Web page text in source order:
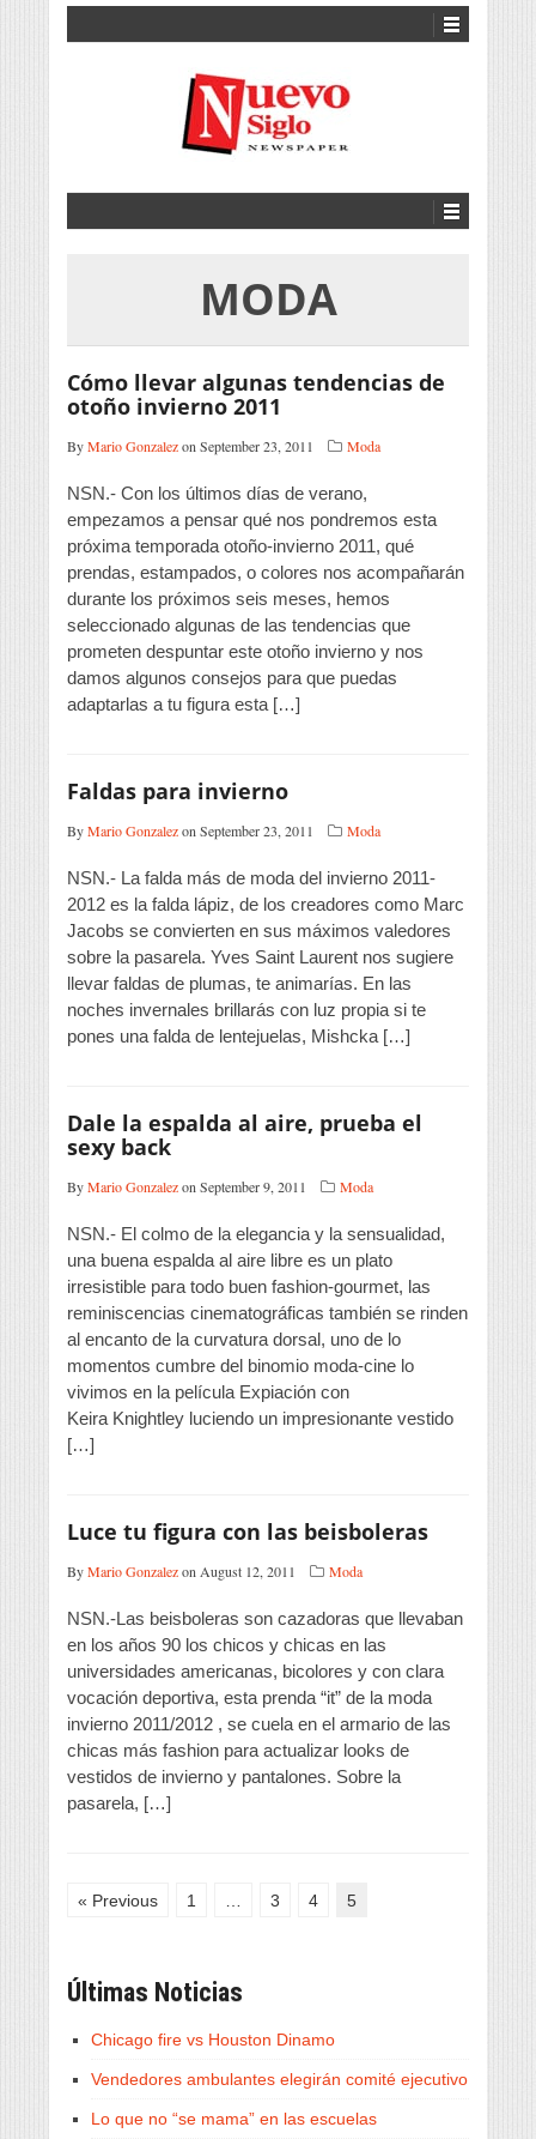
MODA
Cómo llevar algunas tendencias de
otoño invierno 2011
ByMario Gonzalezon September 23, 2011 Moda
NSN.- Con los últimos días de verano,
empezamos a pensar qué nos pondremos esta
próxima temporada otoño-invierno 2011, qué
prendas, estampados, o colores nos acompañarán
durante los próximos seis meses, hemos
seleccionado algunas de las tendencias que
prometen despuntar este otoño invierno y nos
damos algunos consejos para que puedas
adaptarlas a tu figura esta […]
Faldas para invierno
ByMario Gonzalezon September 23, 2011 Moda
NSN.- La falda más de moda del invierno 2011-
2012 es la falda lápiz, de los creadores como Marc
Jacobs se convierten en sus máximos valedores
sobre la pasarela. Yves Saint Laurent nos sugiere
llevar faldas de plumas, te animarías. En las
noches invernales brillarás con luz propia si te
pones una falda de lentejuelas, Mishcka […]
Dale la espalda al aire, prueba el
sexy back
ByMario Gonzalezon September 9, 2011 Moda
NSN.- El colmo de la elegancia y la sensualidad,
una buena espalda al aire libre es un plato
irresistible para todo buen fashion-gourmet, las
reminiscencias cinematográficas también se rinden
al encanto de la curvatura dorsal, uno de lo
momentos cumbre del binomio moda-cine lo
vivimos en la película Expiación con
Keira Knightley luciendo un impresionante vestido
[…]
Luce tu figura con las beisboleras
ByMario Gonzalezon August 12, 2011 Moda
NSN.-Las beisboleras son cazadoras que llevaban
en los años 90 los chicos y chicas en las
universidades americanas, bicolores y con clara
vocación deportiva, esta prenda “it” de la moda
invierno 2011/2012 , se cuela en el armario de las
chicas más fashion para actualizar looks de
vestidos de invierno y pantalones. Sobre la
pasarela, […]
« Previous 1 3 4 5
Últimas Noticias
Chicago fire vs Houston Dinamo
Vendedores ambulantes elegirán comité ejecutivo
Lo que no “se mama” en las escuelas